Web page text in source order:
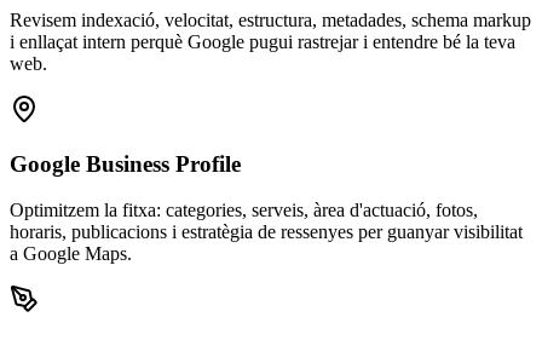
Revisem indexació, velocitat, estructura, metadades, schema markup
i enllaçat intern perquè Google pugui rastrejar i entendre bé la teva
web.
Google Business Profile
Optimitzem la fitxa: categories, serveis, àrea d'actuació, fotos,
horaris, publicacions i estratègia de ressenyes per guanyar visibilitat
a Google Maps.